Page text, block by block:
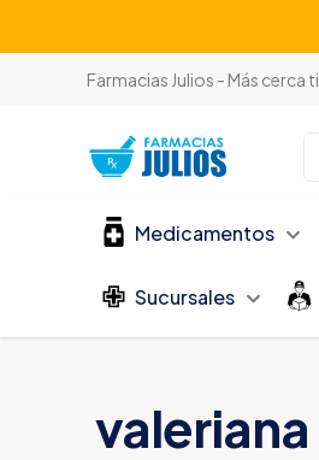
Farmacias Julios - Más cerca ti
Medicamentos
Sucursales
valeriana